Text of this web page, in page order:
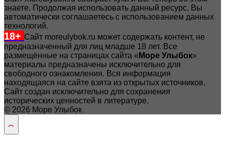
знаете. Продолжая использовать данный ресурс, Вы
автоматически соглашаетесь с использованием данных
технологий.
18+ Сайт moreulybok.ru может содержать контент, не
предназначенный для лиц младше 18 лет. Все
размещённые на страницах сайта « Море Улыбок»
материалы предназначены исключительно для
свободного ознакомления. Вся информация
находящаяся на сайте взята из открытых источников.
Сайт создан исключительно для сохранения
исторических ценностей в литературе.
© 2026 Море Улыбок